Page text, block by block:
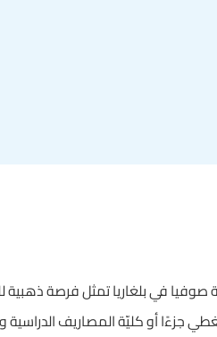
في بلغاريا تمثل فرصة
جزءًا أو كليّة المصاريف